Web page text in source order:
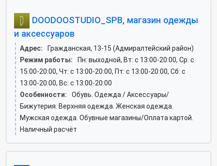
DOODOOSTUDIO_SPB, магазин одежды
и аксессуаров
Адрес:
Гражданская, 13-15 (Адмиралтейский район)
Режим работы:
Пн: выходной, Вт: c 13:00-20:00, Ср: c
15:00-20:00, Чт: c 13:00-20:00, Пт: c 13:00-20:00, Сб: c
13:00-20:00, Вс: c 13:00-20:00
Особенности:
Обувь. Одежда / Аксессуары/
Бижутерия. Верхняя одежда. Женская одежда.
Мужская одежда. Обувные магазины/Оплата картой.
Наличный расчёт